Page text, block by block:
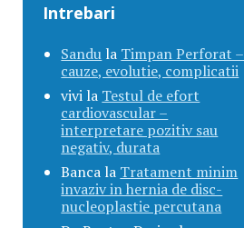
Intrebari
Sandu la Timpan Perforat –
cauze, evolutie, complicatii
vivi la Testul de efort
cardiovascular –
interpretare pozitiv sau
negativ, durata
Banca la Tratament minim
invaziv in hernia de disc-
nucleoplastie percutana